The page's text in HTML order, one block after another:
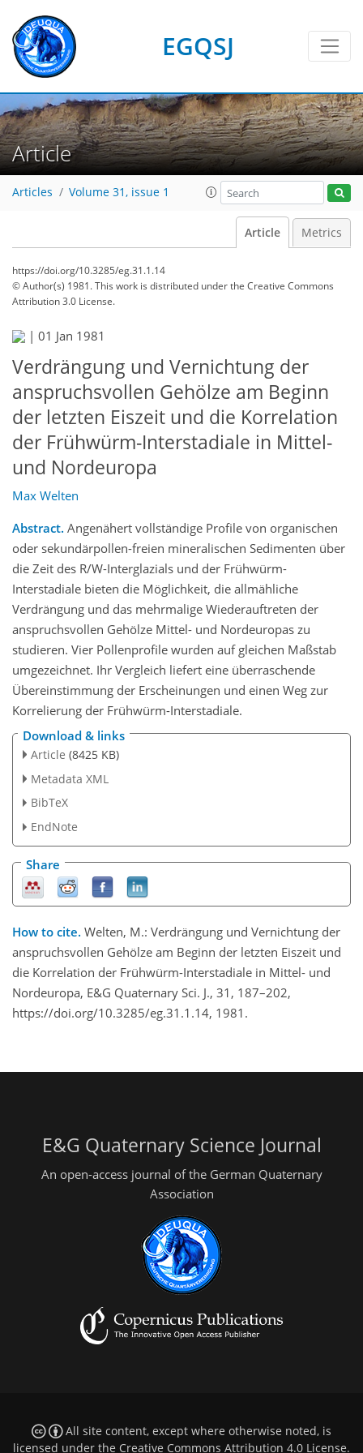
EGQSJ
Article
Articles Volume 31, issue 1
Article Metrics
https://doi.org/10.3285/eg.31.1.14
© Author(s) 1981. This work is distributed underthe Creative Commons
Attribution 3.0 License.
| 01 Jan 1981
Verdrängung und Vernichtung der
anspruchsvollen Gehölze am Beginn
der letzten Eiszeit und die Korrelation
der Frühwürm-Interstadiale in Mittel-
und Nordeuropa
Max Welten
Abstract. Angenähert vollständige Profile von organischen
oder sekundärpollen-freien mineralischen Sedimenten über
die Zeit des R/W-Interglazials und der Frühwürm-
Interstadiale bieten die Möglichkeit, die allmähliche
Verdrängung und das mehrmalige Wiederauftreten der
anspruchsvollen Gehölze Mittel- und Nordeuropas zu
studieren. Vier Pollenprofile wurden auf gleichen Maßstab
umgezeichnet. Ihr Vergleich liefert eine überraschende
Übereinstimmung der Erscheinungen und einen Weg zur
Korrelierung der Frühwürm-Interstadiale.
Download & links
Article (8425 KB)
Metadata XML
BibTeX
EndNote
Share
How to cite. Welten, M.: Verdrängung und Vernichtung der
anspruchsvollen Gehölze am Beginn der letzten Eiszeit und
die Korrelation der Frühwürm-Interstadiale in Mittel- und
Nordeuropa, E&G Quaternary Sci. J., 31, 187–202,
https://doi.org/10.3285/eg.31.1.14, 1981.
E&G Quaternary Science Journal
An open-access journal of the German Quaternary
Association
All site content, except where otherwise noted, is
licensed under the Creative Commons Attribution 4.0 License.